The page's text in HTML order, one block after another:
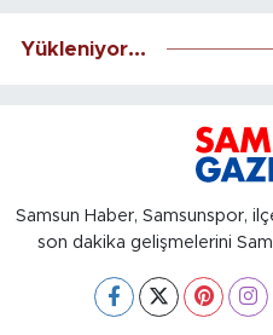
Yükleniyor...
Samsun Haber, Samsunspor,
son dakika gelişmelerini